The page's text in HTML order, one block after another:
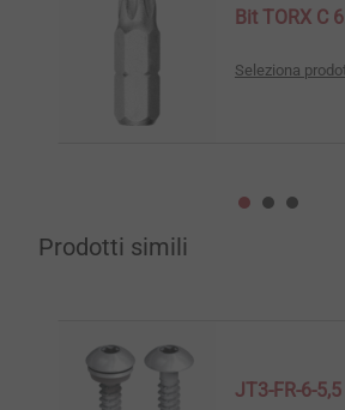
Bit TORX C
Seleziona
Prodotti simili
JT3-FR-6-5,5